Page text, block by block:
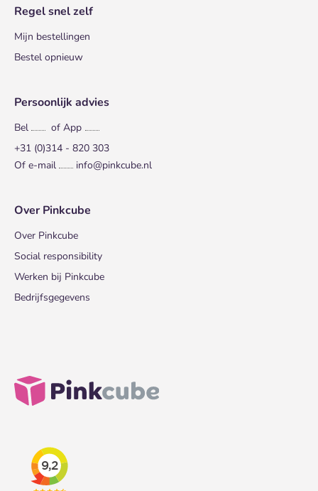
Regel snel zelf
Mijn bestellingen
Bestel opnieuw
Persoonlijk advies
Bel
of App
+31 (0)314 - 820 303
Of e-mail
info@pinkcube.nl
Over Pinkcube
Over Pinkcube
Social responsibility
Werken bij Pinkcube
Bedrijfsgegevens